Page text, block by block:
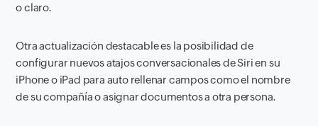
o claro.
Otra actualización destacable es la posibilidad de
configurar nuevos atajos conversacionales de Siri en su
iPhone o iPad para auto rellenar campos como el nombre
de su compañía o asignar documentos a otra persona.